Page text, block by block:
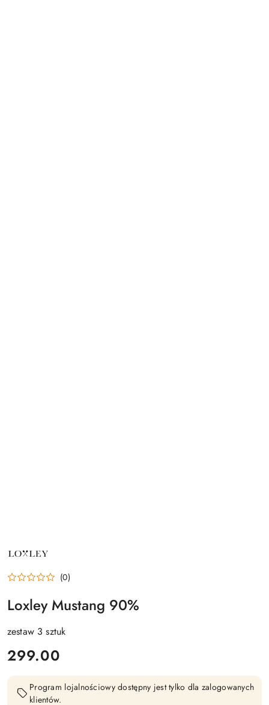
PRODUCENTA:
(0)
Loxley Mustang 90%
zestaw 3 sztuk
cena:
299.00
Program lojalnościowy dostępny jest tylko dla zalogowanych
klientów.